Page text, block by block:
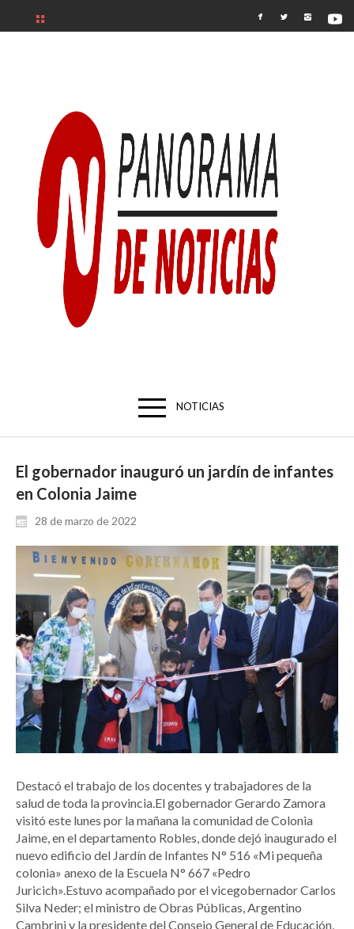
NOTICIAS
El gobernador inauguró un jardín de infantes
en Colonia Jaime
28 de marzo de 2022
Destacó el trabajo de los docentes y trabajadores de la
salud de toda la provincia.El gobernador Gerardo Zamora
visitó este lunes por la mañana la comunidad de Colonia
Jaime, en el departamento Robles, donde dejó inaugurado el
nuevo edificio del Jardín de Infantes N° 516 «Mi pequeña
colonia» anexo de la Escuela N° 667 «Pedro
Juricich».Estuvo acompañado por el vicegobernador Carlos
Silva Neder; el ministro de Obras Públicas, Argentino
Cambrini y la presidente del Consejo General de Educación,